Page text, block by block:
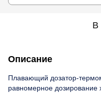
В
Описание
Плавающий дозатор-
равномерное дозирование